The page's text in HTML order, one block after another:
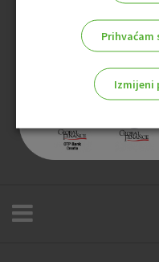
Prihvaćam
Izmijeni